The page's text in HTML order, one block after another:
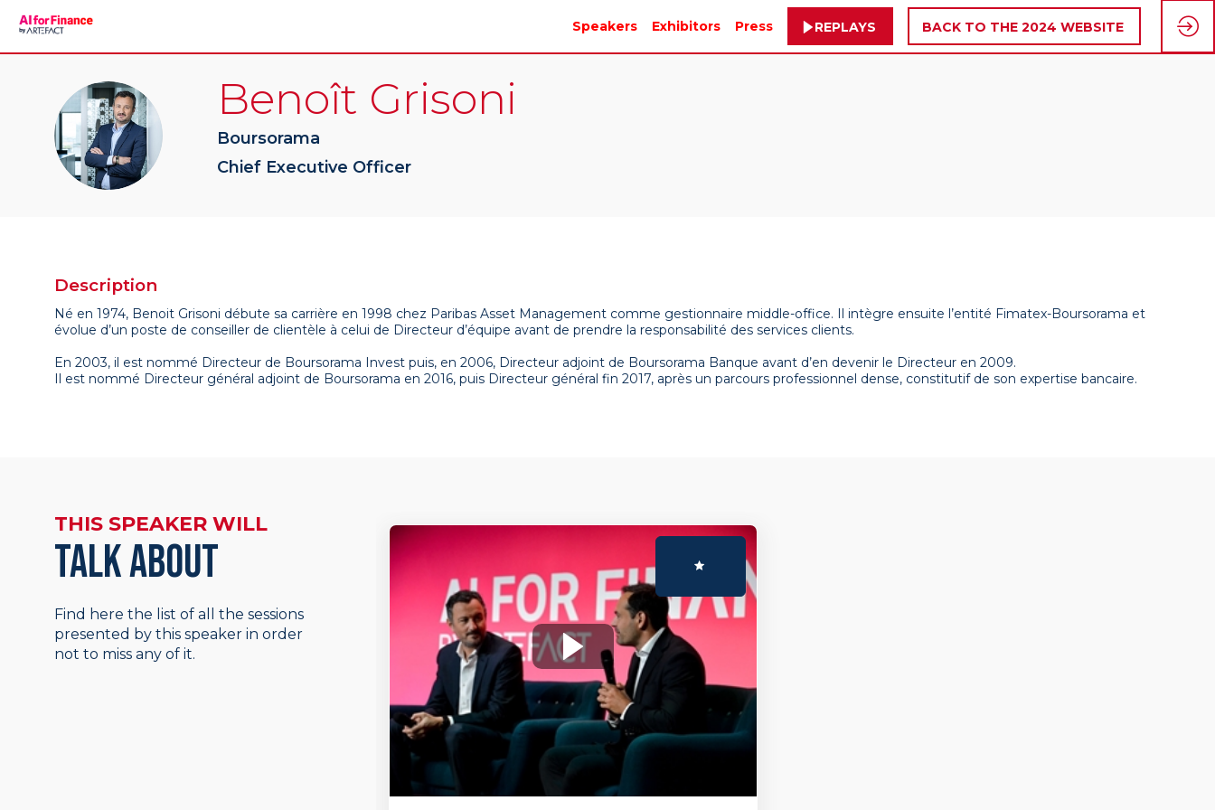
Speakers Exhibitors Press REPLAYS BACK TO THE 2024 WEBSITE
BG
Benoît Grisoni
Boursorama
Chief Executive Officer
Description
Né en 1974, Benoit Grisoni débute sa carrière en 1998 chez Paribas Asset Management comme gestionnaire middle-office. Il intègre ensuite l’entité Fimatex-Boursorama et
évolue d’un poste de conseiller de clientèle à celui de Directeur d’équipe avant de prendre la responsabilité des services clients.
En 2003, il est nommé Directeur de Boursorama Invest puis, en 2006, Directeur adjoint de Boursorama Banque avant d’en devenir le Directeur en 2009.
Il est nommé Directeur général adjoint de Boursorama en 2016, puis Directeur général fin 2017, après un parcours professionnel dense, constitutif de son expertise bancaire.
THIS SPEAKER WILL
TALK ABOUT
Find here the list of all the sessions
presented by this speaker in order
not to miss any of it.
10:17 AM CEST -10:29 AM CEST Mainstage
🇫🇷 L’Intelligence Artificielle (IA) est-
elle synonyme d’une relation client
réussie ?